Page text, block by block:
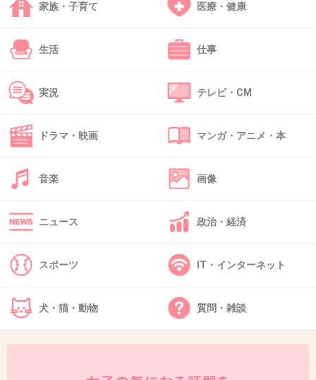
+86
41
杏ちゃん可愛いwwwwお似合い過ぎるww
44. 匿名 2014/01/09(木) 20:17:12
世代で演技をちゃんと分けてて関心しちゃっ
+82
2014/01/09(木) 20:18:05
家族・子育て 医療・健康
生活 仕事
実況 テレビ・CM
ドラマ・映画 マンガ・アニメ・本
音楽 画像
ニュース 政治・経済
スポーツ IT・インターネット
犬・猫・動物 質問・雑談